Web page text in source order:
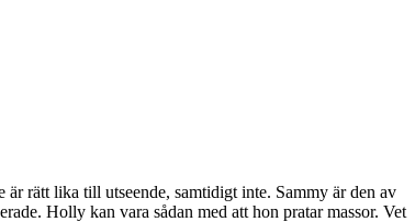
rätt lika till utseende, samtidigt inte. Sammy är den av
Holly kan vara sådan med att hon pratar massor. Vet